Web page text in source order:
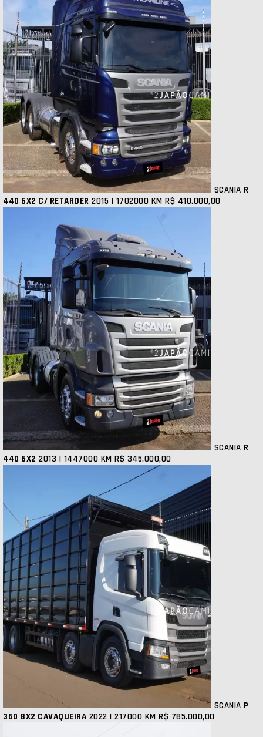
SCANIA R
440 6X2 C/ RETARDER 2015 | 1702000 KM R$ 410.000,00
SCANIA R
440 6X2 2013 | 1447000 KM R$ 345.000,00
SCANIA P
360 8X2 CAVAQUEIRA 2022 | 217000 KM R$ 785.000,00